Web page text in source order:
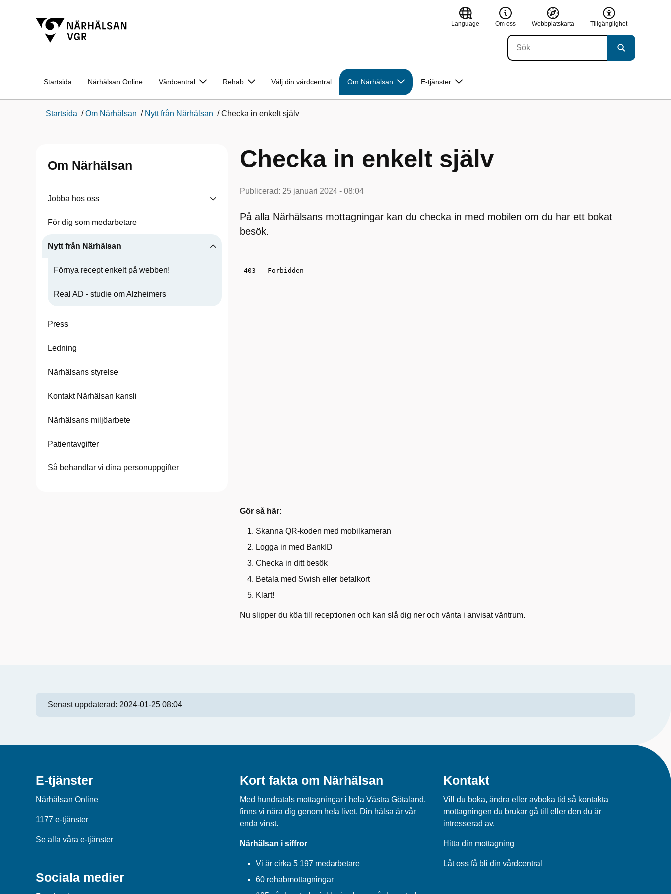
Language Om oss Webbplatskarta Tillgänglighet
Startsida Närhälsan Online Vårdcentral Rehab Välj din vårdcentral Om Närhälsan E-tjänster
Startsida /Om Närhälsan / Nytt från Närhälsan /Checka in enkelt själv
Om Närhälsan
Jobba hos oss
För dig som medarbetare
Nytt från Närhälsan
Förnya recept enkelt på webben!
Real AD - studie om Alzheimers
Press
Ledning
Närhälsans styrelse
Kontakt Närhälsan kansli
Närhälsans miljöarbete
Patientavgifter
Så behandlar vi dina personuppgifter
Checka in enkelt själv
Publicerad: 25 januari 2024 - 08:04
På alla Närhälsans mottagningar kan du checka in med mobilen om du har ett bokat
besök.
Gör så här:
Skanna QR-koden med mobilkameran
Logga in med BankID
Checka in ditt besök
Betala med Swish eller betalkort
Klart!
Nu slipper du köa till receptionen och kan slå dig ner och vänta i anvisat väntrum.
Senast uppdaterad: 2024-01-25 08:04
E-tjänster
Närhälsan Online
1177 e-tjänster
Se alla våra e-tjänster
Sociala medier
Kort fakta om Närhälsan
Med hundratals mottagningar i hela Västra Götaland,
finns vi nära dig genom hela livet. Din hälsa är vår
enda vinst.
Närhälsan i siffror
Vi är cirka 5 197 medarbetare
60 rehabmottagningar
Kontakt
Vill du boka, ändra eller avboka tid så kontakta
mottagningen du brukar gå till eller den du är
intresserad av.
Hitta din mottagning
Låt oss få bli din vårdcentral